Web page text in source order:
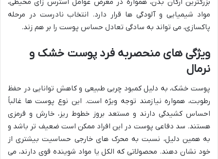
مواد شیمیایی و آلودگی ها قرار دارد. انتخاب نادرست در مرحله
پاکسازی، می تواند به سادگی تعادل حساس پوست را بر هم زند.
ویژگی های منحصربه فرد پوست خشک و
نرمال
پوست خشک، به دلیل کمبود چربی طبیعی و کاهش توانایی در حفظ
رطوبت، همواره نیازمند توجه ویژه است. این نوع پوست ها غالباً
احساس کشیدگی دارند و مستعد بروز خطوط ریز، خارش و قرمزی
هستند. سد دفاعی پوست در این افراد ممکن است ضعیف تر باشد و
به همین دلیل، نسبت به محرک های خارجی حساسیت بیشتری از
خود نشان دهند. محصولاتی که الکل یا مواد شوینده قوی دارند، می